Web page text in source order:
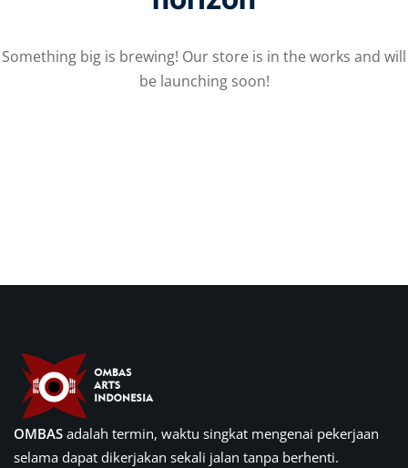
Something big is brewing! Our store is in the works and will
be launching soon!
OMBAS adalah termin, waktu singkat mengenai pekerjaan
selama dapat dikerjakan sekali jalan tanpa berhenti.